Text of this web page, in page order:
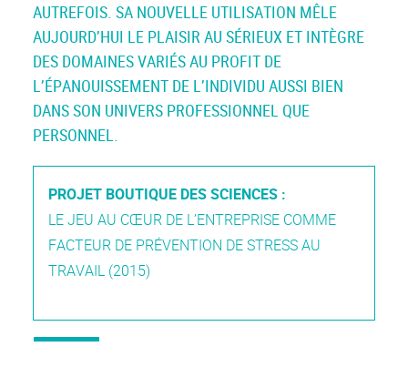
AUTREFOIS. SA NOUVELLE UTILISATION MÊLE
AUJOURD’HUI LE PLAISIR AU SÉRIEUX ET INTÈGRE
DES DOMAINES VARIÉS AU PROFIT DE
L’ÉPANOUISSEMENT DE L’INDIVIDU AUSSI BIEN
DANS SON UNIVERS PROFESSIONNEL QUE
PERSONNEL.
PROJET BOUTIQUE DES SCIENCES :
LE JEU AU CŒUR DE L’ENTREPRISE COMME
FACTEUR DE PRÉVENTION DE STRESS AU
TRAVAIL (2015)